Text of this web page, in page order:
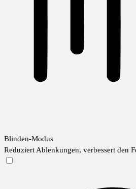
Blinden-Modus
Reduziert Ablenkungen, verbessert den